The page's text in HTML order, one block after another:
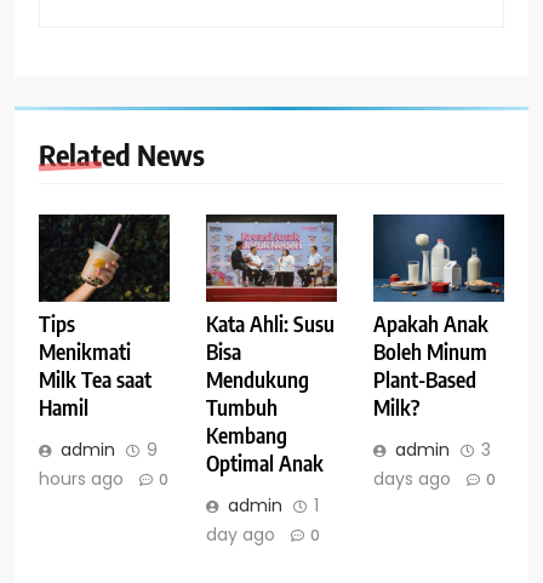
Related News
Tips
Menikmati
Milk Tea saat
Hamil
admin
9
hours ago
0
Kata Ahli: Susu
Bisa
Mendukung
Tumbuh
Kembang
Optimal Anak
admin
1
day ago
0
Apakah Anak
Boleh Minum
Plant-Based
Milk?
admin
3
days ago
0